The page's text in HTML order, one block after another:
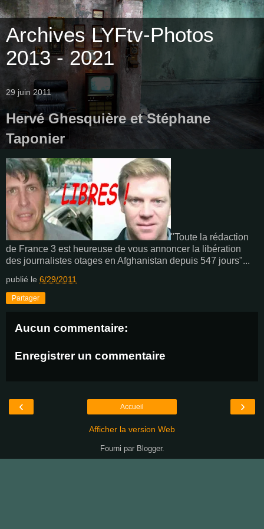
Archives LYFtv-Photos
2013 - 2021
29 juin 2011
Hervé Ghesquière et Stéphane
Taponier
"Toute la rédaction
de France 3 est heureuse de vous annoncer la libération
des journalistes otages en Afghanistan depuis 547 jours"...
publié le 6/29/2011
Partager
Aucun commentaire:
Enregistrer un commentaire
‹ ›
Accueil
Afficher la version Web
Fourni par Blogger.